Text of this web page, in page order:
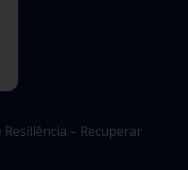
– Recuperar